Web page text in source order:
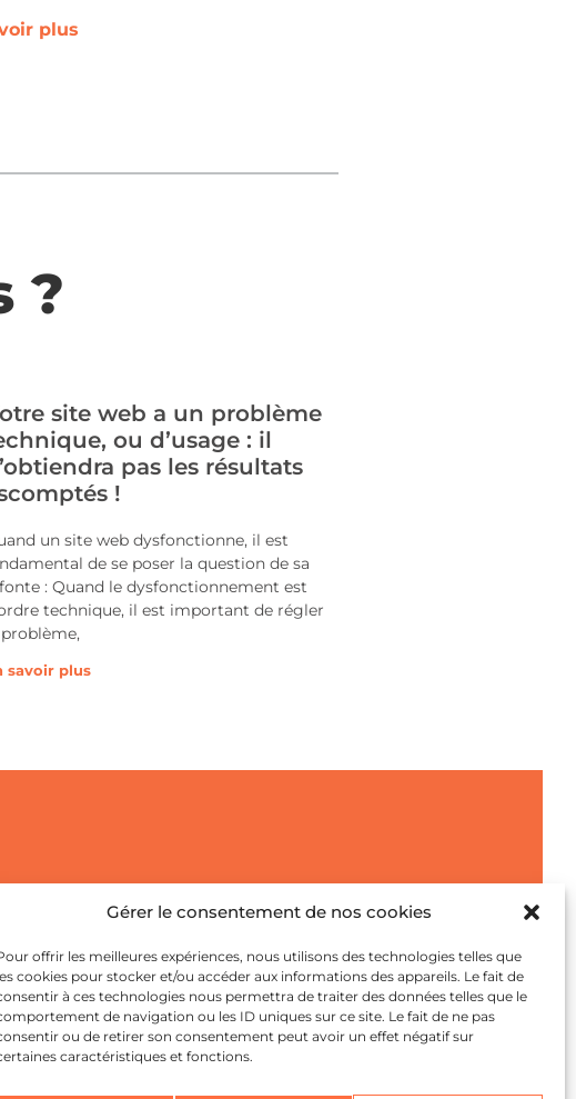
Gérer le consentement de nos cookies
offrir les meilleures expériences, nous utilisons des technologies telles que
cookies pour stocker et/ou accéder aux informations des appareils. Le fait de
à ces technologies nous permettra de traiter des données telles que le
de navigation ou les ID uniques sur ce site. Le fait de ne pas
ou de retirer son consentement peut avoir un effet négatif sur
caractéristiques et fonctions.
plus
?
site web a un problème
ou d’usage : il
pas les résultats
!
un site web dysfonctionne, il est
de se poser la question de sa
: Quand le dysfonctionnement est
technique, il est important de régler
savoir plus
- NOUS